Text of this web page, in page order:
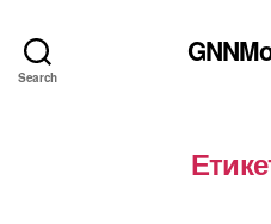
Search